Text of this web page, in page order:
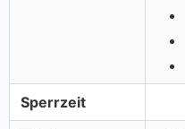
Sperrzeit